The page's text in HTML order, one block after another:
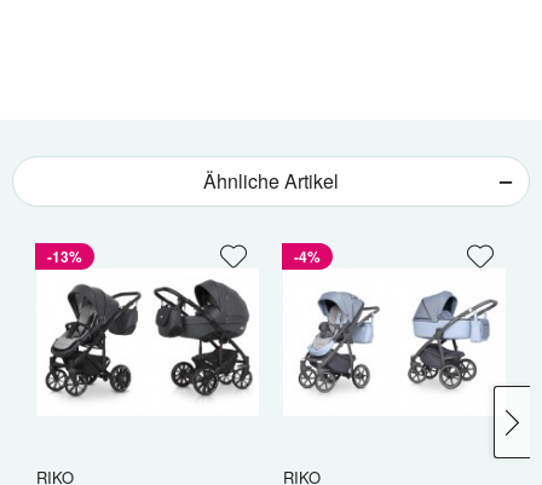
Ähnliche Artikel
-13%
RIKO
-4%
RIKO